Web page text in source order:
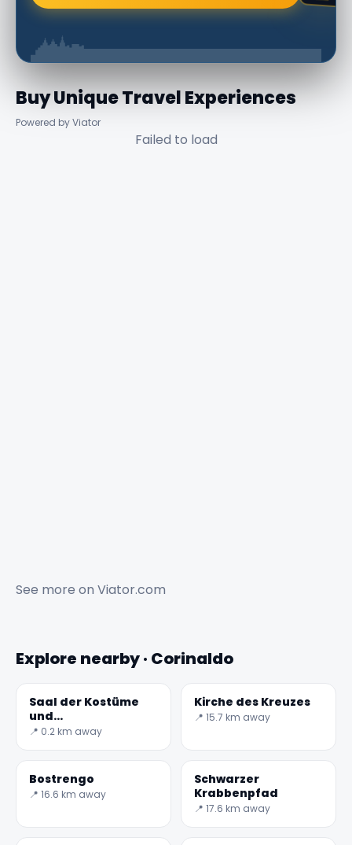
Buy Unique Travel Experiences
Powered by Viator
Failed to load
See more on Viator.com
Explore nearby · Corinaldo
Saal der Kostüme
und
Volkstraditionen
📍 0.2 km away
Kirche des Kreuzes
📍 15.7 km away
Bostrengo
📍 16.6 km away
Schwarzer
Krabbenpfad
📍 17.6 km away